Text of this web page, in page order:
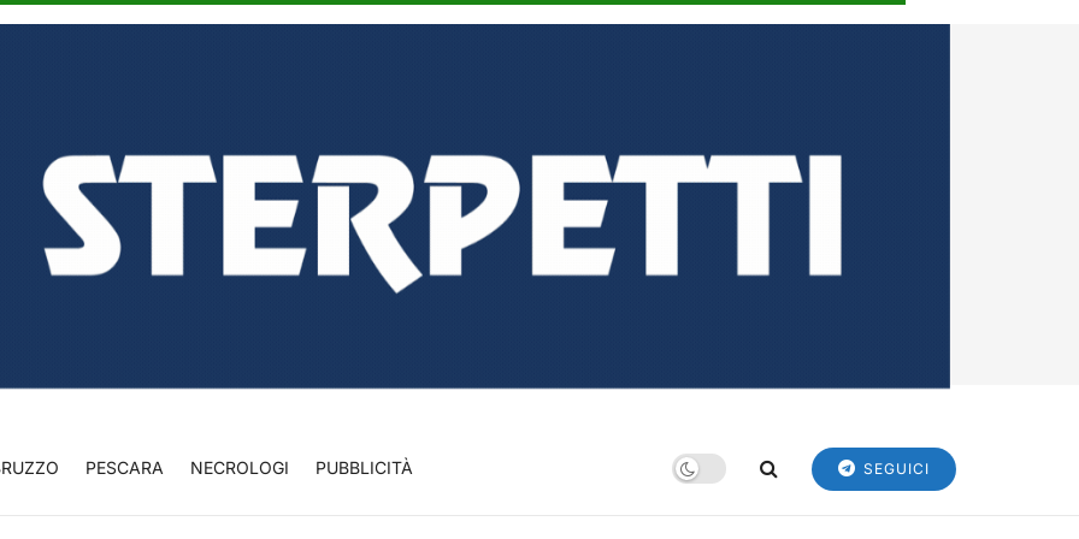
PESCARA NECROLOGI PUBBLICITÀ SEGUICI